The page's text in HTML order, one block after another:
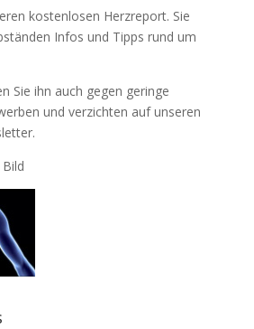
kostenlosen Herzreport. Sie
Infos und Tipps rund um
Sie ihn auch gegen geringe
und verzichten auf unseren